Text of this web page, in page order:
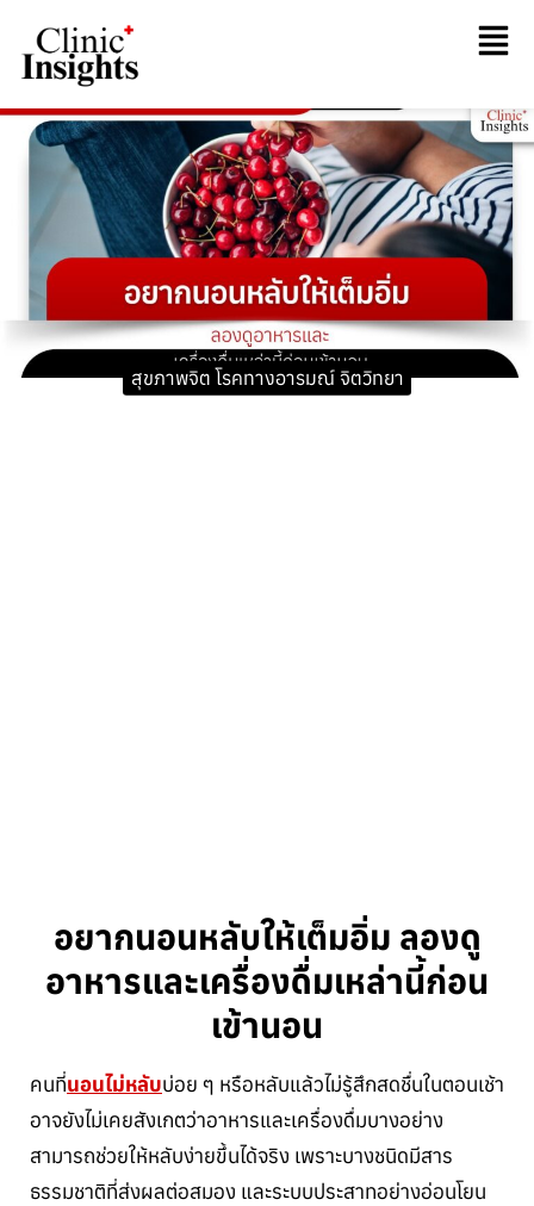
สุขภาพจิต โรคทางอารมณ์ จิตวิทยา
อยากนอนหลับให้เต็มอิ่ม ลองดู
อาหารและเครื่องดื่มเหล่านี้ก่อน
เข้านอน
คนที่นอนไม่หลับบ่อย ๆ หรือหลับแล้วไม่รู้สึกสดชื่นในตอนเช้า
อาจยังไม่เคยสังเกตว่าอาหารและเครื่องดื่มบางอย่าง
สามารถช่วยให้หลับง่ายขึ้นได้จริง เพราะบางชนิดมีสาร
ธรรมชาติที่ส่งผลต่อสมอง และระบบประสาทอย่างอ่อนโยน